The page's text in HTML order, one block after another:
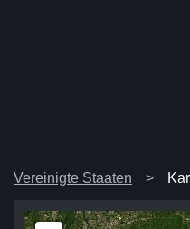
Vereinigte Staaten